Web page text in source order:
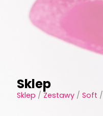
Sklep
Sklep / Zestawy / Soft /